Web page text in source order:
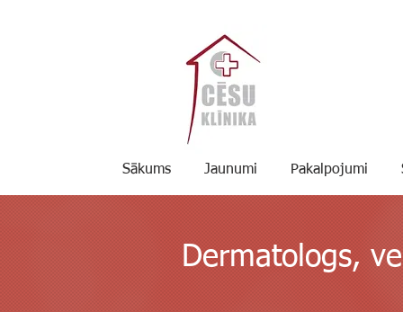
Sākums Jaunumi Pakalpojumi
Dermatologs,